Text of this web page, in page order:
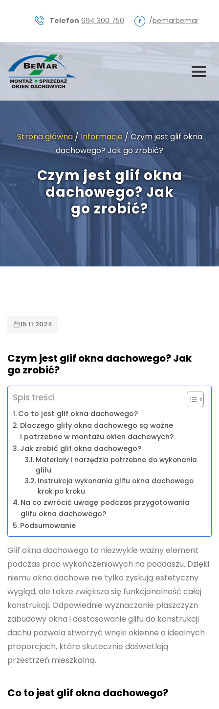
Telefon 694 300 750 /bemarbemar
Strona główna/ Informacje/ Czym jest glif okna
dachowego? Jak go zrobić?
Czym jest glif okna
dachowego? Jak
go zrobić?
15.11.2024
Czym jest glif okna dachowego? Jak
go zrobić?
Spis treści
Co to jest glif okna dachowego?
Dlaczego glify okna dachowego są ważne
i potrzebne w montażu okien dachowych?
Jak zrobić glif okna dachowego?
Materiały i narzędzia potrzebne do wykonania
glifu
Instrukcja wykonania glifu okna dachowego
krok po kroku
Na co zwrócić uwagę podczas przygotowania
glifu okna dachowego?
Podsumowanie
Glif okna dachowego to niezwykle ważny element
podczas prac wykończeniowych na poddaszu. Dzięki
niemu okna dachowe nie tylko zyskują estetyczny
wygląd, ale także zwiększa się funkcjonalność całej
konstrukcji. Odpowiednie wyznaczanie płaszczyzn
zabudowy okna i dostosowanie glifu do konstrukcji
dachu pozwala stworzyć wnęki okienne o idealnych
proporcjach, które skutecznie doświetlają
przestrzeń mieszkalną.
Co to jest glif okna dachowego?